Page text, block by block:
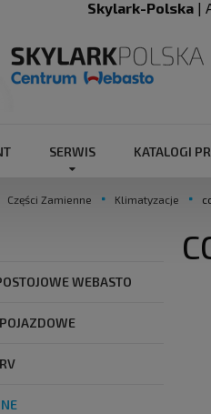
Skylark-Polska|
SERWIS KATALOGI
Części Zamienne Klimatyzacje
WEBASTO